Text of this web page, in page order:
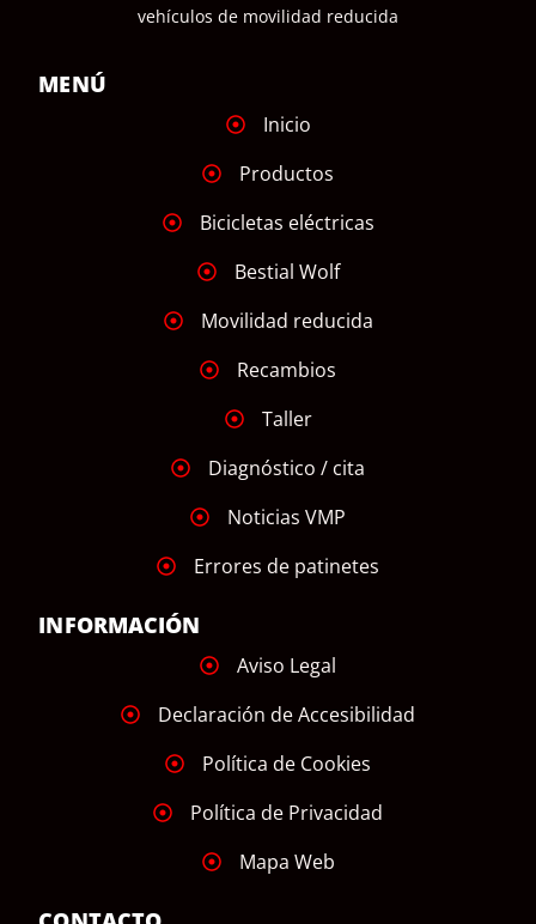
vehículos de movilidad reducida
MENÚ
Inicio
Productos
Bicicletas eléctricas
Bestial Wolf
Movilidad reducida
Recambios
Taller
Diagnóstico / cita
Noticias VMP
Errores de patinetes
INFORMACIÓN
Aviso Legal
Declaración de Accesibilidad
Política de Cookies
Política de Privacidad
Mapa Web